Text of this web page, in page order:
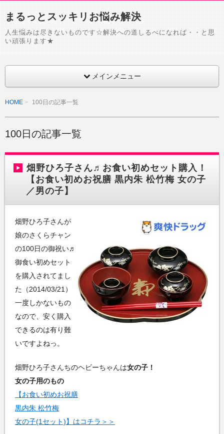
まるっとスッキリお悩み解決
人生悩みは尽きないものです☆解決への道しるべになれば・・と思
い頑張ります★
メインメニュー
HOME 100日の記事一覧
100日の記事一覧
畑野ひろ子さん♬お食い初めセット購入！
【お食い初めお祝膳 黒内朱 松竹梅 女の子
／男の子】
畑野ひろ子さんが
娘のさくらチャン
の100日の御祝い♬
御食い初めセット
を購入されてまし
た（2014/03/21）
一度しかないもの
なので、安く購入
できるのは有り難
いですよねっ。
畑野ひろ子さんちのヘビーちゃんは女の子！
女の子用のもの
【お食い初めお祝膳
黒内朱 松竹梅
女の子(1セット)】はコチラ＞＞